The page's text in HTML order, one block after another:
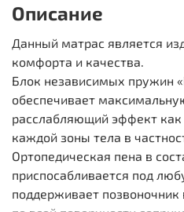
Описание
Данный матрас является
комфорта и качества.
Блок независимых пружин
обеспечивает
расслабляющий эффект
каждой зоны тела в
Ортопедическая пена в
приспосабливается под
поддерживает